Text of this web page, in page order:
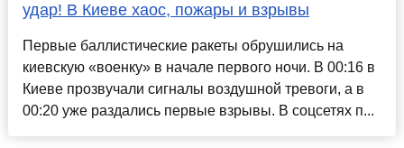
удар! В Киеве хаос, пожары и взрывы
Первые баллистические ракеты обрушились на
киевскую «военку» в начале первого ночи. В 00:16 в
Киеве прозвучали сигналы воздушной тревоги, а в
00:20 уже раздались первые взрывы. В соцсетях п...